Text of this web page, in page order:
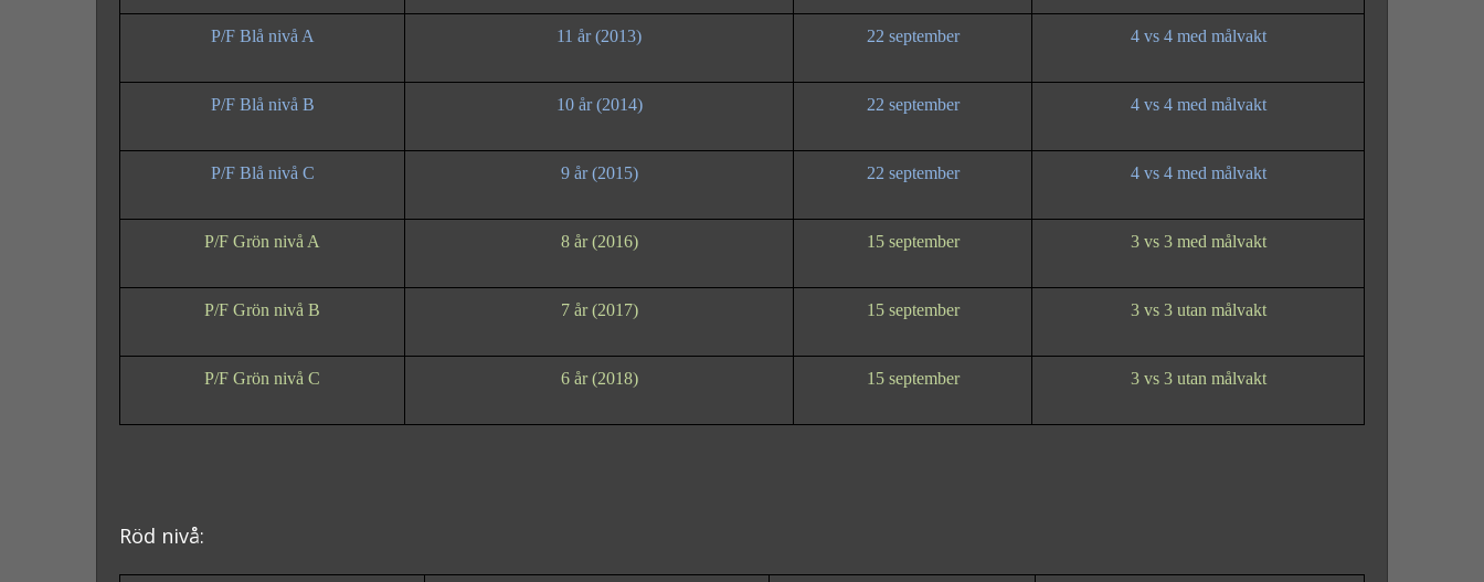
P/F Blå nivå A 11 år (2013) 22 september 4 vs 4 med målvakt
P/F Blå nivå B 10 år (2014) 22 september 4 vs 4 med målvakt
P/F Blå nivå C 9 år (2015) 22 september 4 vs 4 med målvakt
P/F Grön nivå A 8 år (2016) 15 september 3 vs 3 med målvakt
P/F Grön nivå B 7 år (2017) 15 september 3 vs 3 utan målvakt
P/F Grön nivå C 6 år (2018) 15 september 3 vs 3 utan målvakt
Röd nivå: